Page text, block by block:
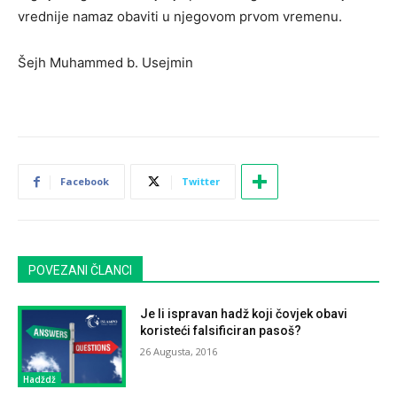
vrednije namaz obaviti u njegovom prvom vremenu.
Šejh Muhammed b. Usejmin
Facebook Twitter
POVEZANI ČLANCI
Hadždž
Je li ispravan hadž koji čovjek obavi
koristeći falsificiran pasoš?
26 Augusta, 2016